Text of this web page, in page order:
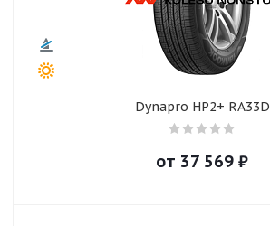
Dynapro HP2+ RA33D
от 37 569 ₽